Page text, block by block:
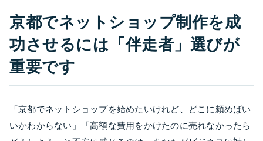
京都でネットショップ制作を成
功させるには「伴走者」選びが
重要です
「京都でネットショップを始めたいけれど、どこに頼めばい
いかわからない」「高額な費用をかけたのに売れなかったら